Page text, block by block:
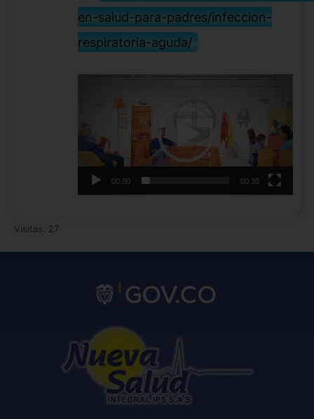
en-salud-para-padres/infeccion-
respiratoria-aguda/
Reproductor
00:00 00:30
Visitas: 27